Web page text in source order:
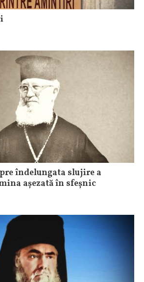
îndelungata slujire a
așezată în sfeșnic